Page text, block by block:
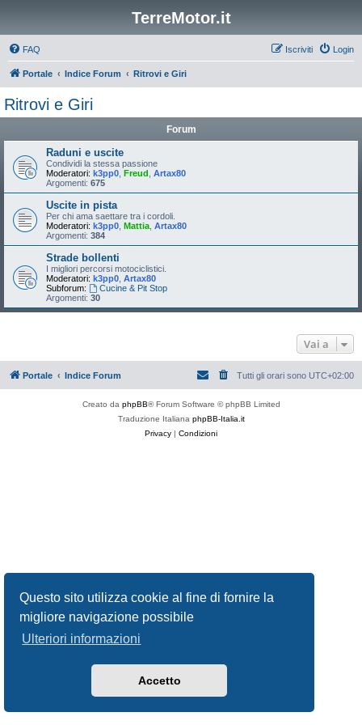
Questo sito utilizza cookie al fine di fornire la
migliore navigazione possibile
Ulteriori informazioni
Accetto
TerreMotor.it
FAQ Login
Iscriviti
Portale Indice Forum Ritrovi e Giri
Ritrovi e Giri
Forum
Raduni e uscite
Condividi la stessa passione
Moderatori: k3pp0 Freud Artax80
Argomenti: 675
Uscite in pista
Per chi ama saettare tra i cordoli.
Moderatori: k3pp0 Mattia Artax80
Argomenti: 384
Strade bollenti
I migliori percorsi motociclistici.
Moderatori: k3pp0 Artax80
Subforum:
Cucine & Pit Stop
Argomenti: 30
Vai a
Portale Indice Forum Tutti gli orari sono UTC+02:00
Creato da phpBB® Forum Software © phpBB Limited
Traduzione Italiana phpBB-Italia.it
Privacy | Condizioni